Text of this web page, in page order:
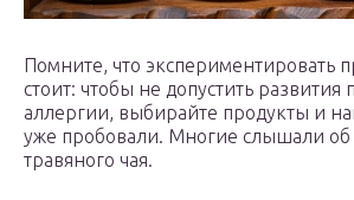
Помните, что экспериментировать
стоит: чтобы не допустить развития
аллергии, выбирайте продукты и
уже пробовали. Многие слышали
травяного чая.